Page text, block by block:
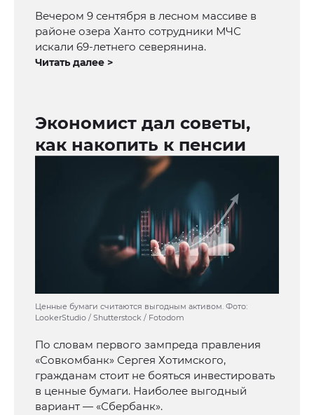
Вечером 9 сентября в лесном массиве в
районе озера Ханто сотрудники МЧС
искали 69-летнего северянина.
Читать далее >
Экономист дал советы,
как накопить к пенсии
Ценные бумаги считаются выгодным активом. Фото:
LookerStudio / Shutterstock / Fotodom
По словам первого зампреда правления
«Совкомбанк» Сергея Хотимского,
гражданам стоит не бояться инвестировать
в ценные бумаги. Наиболее выгодный
вариант — «Сбербанк».